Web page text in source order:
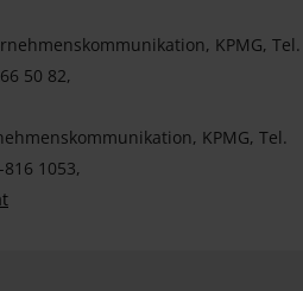
KPMG, Tel.
50 82,
KPMG, Tel.
1053,